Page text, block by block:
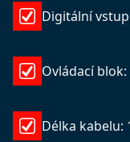
Digitální vstup
Ovládací
Délka kabelu: